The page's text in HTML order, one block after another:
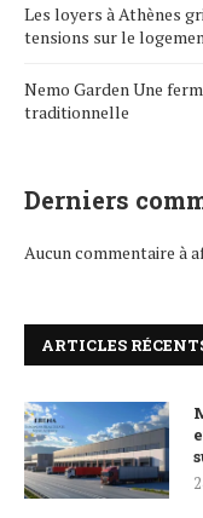
Les loyers à Athènes
tensions sur le
Nemo Garden Une
traditionnelle
Derniers
Aucun commentaire à
ARTICLES